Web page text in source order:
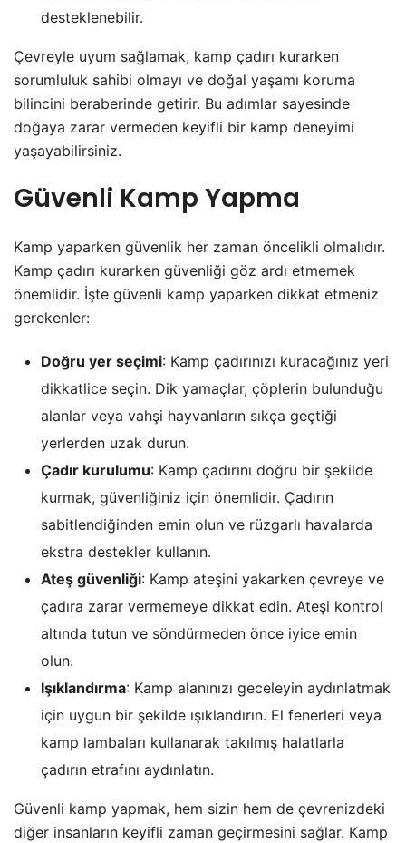
desteklenebilir.
Çevreyle uyum sağlamak, kamp çadırı kurarken
sorumluluk sahibi olmayı ve doğal yaşamı koruma
bilincini beraberinde getirir. Bu adımlar sayesinde
doğaya zarar vermeden keyifli bir kamp deneyimi
yaşayabilirsiniz.
Güvenli Kamp Yapma
Kamp yaparken güvenlik her zaman öncelikli olmalıdır.
Kamp çadırı kurarken güvenliği göz ardı etmemek
önemlidir. İşte güvenli kamp yaparken dikkat etmeniz
gerekenler:
Doğru yer seçimi: Kamp çadırınızı kuracağınız yeri
dikkatlice seçin. Dik yamaçlar, çöplerin bulunduğu
alanlar veya vahşi hayvanların sıkça geçtiği
yerlerden uzak durun.
Çadır kurulumu: Kamp çadırını doğru bir şekilde
kurmak, güvenliğiniz için önemlidir. Çadırın
sabitlendiğinden emin olun ve rüzgarlı havalarda
ekstra destekler kullanın.
Ateş güvenliği: Kamp ateşini yakarken çevreye ve
çadıra zarar vermemeye dikkat edin. Ateşi kontrol
altında tutun ve söndürmeden önce iyice emin
olun.
Işıklandırma: Kamp alanınızı geceleyin aydınlatmak
için uygun bir şekilde ışıklandırın. El fenerleri veya
kamp lambaları kullanarak takılmış halatlarla
çadırın etrafını aydınlatın.
Güvenli kamp yapmak, hem sizin hem de çevrenizdeki
diğer insanların keyifli zaman geçirmesini sağlar. Kamp